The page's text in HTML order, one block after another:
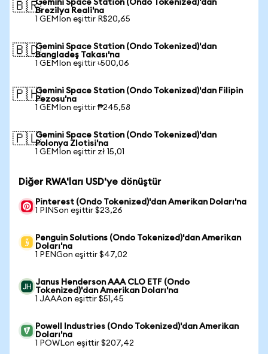
🇧🇷Gemini Space Station (Ondo Tokenized)'dan
Brezilya Reali'na
1 GEMIon eşittir R$20,65
🇧🇩Gemini Space Station (Ondo Tokenized)'dan
Bangladeş Takası'na
1 GEMIon eşittir ৳500,06
🇵🇭Gemini Space Station (Ondo Tokenized)'dan Filipin
Pezosu'na
1 GEMIon eşittir ₱245,58
🇵🇱Gemini Space Station (Ondo Tokenized)'dan
Polonya Zlotisi'na
1 GEMIon eşittir zł 15,01
Diğer RWA'ları USD'ye dönüştür
Pinterest (Ondo Tokenized)'dan Amerikan Doları'na
1 PINSon eşittir $23,26
Penguin Solutions (Ondo Tokenized)'dan Amerikan
Doları'na
1 PENGon eşittir $47,02
Janus Henderson AAA CLO ETF (Ondo
Tokenized)'dan Amerikan Doları'na
1 JAAAon eşittir $51,45
Powell Industries (Ondo Tokenized)'dan Amerikan
Doları'na
1 POWLon eşittir $207,42